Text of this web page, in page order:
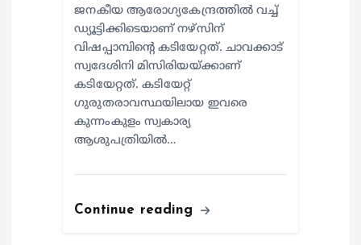
ജനകീയ ആരോഗ്യകേന്ദ്രത്തില്‍ വച്ച്
ഡ്യൂട്ടിക്കിടെയാണ് നഴ്സിന്
വിഷപ്പാമ്പിന്റെ കടിയേറ്റത്. ചാവക്കാട്
സ്വദേശിനി മിസിരിയയ്ക്കാണ്
കടിയേറ്റത്. കടിയേറ്റ്
ഗുരുതരാവസ്ഥയിലായ ഇവരെ
കുന്നംകുളം സ്വകാര്യ
ആശുപത്രിയില്‍…
Continue reading